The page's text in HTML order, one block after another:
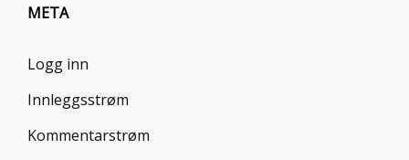
META
Logg inn
Innleggsstrøm
Kommentarstrøm